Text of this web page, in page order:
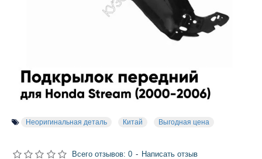
Неоригинальная деталь Китай Выгодная цена
Всего отзывов: 0 - Написать отзыв